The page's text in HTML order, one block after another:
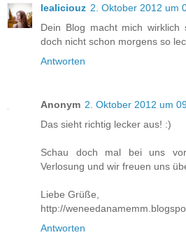
lealiciouz 2. Oktober 2012 um
Dein Blog macht mich wirklich
doch nicht schon morgens so
Antworten
Anonym 2. Oktober 2012 um
Das sieht richtig lecker aus! :)
Schau doch mal bei uns
Verlosung und wir freuen uns
Liebe Grüße,
http://
Antworten